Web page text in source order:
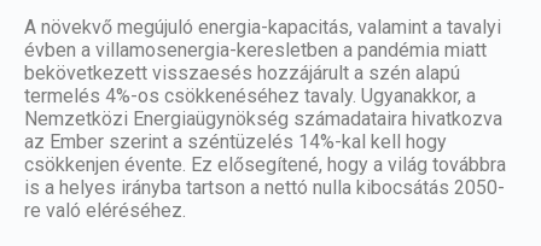
A növekvő megújuló energia-kapacitás, valamint a tavalyi
évben a villamosenergia-keresletben a pandémia miatt
bekövetkezett visszaesés hozzájárult a szén alapú
termelés 4%-os csökkenéséhez tavaly. Ugyanakkor, a
Nemzetközi Energiaügynökség számadataira hivatkozva
az Ember szerint a széntüzelés 14%-kal kell hogy
csökkenjen évente. Ez elősegítené, hogy a világ továbbra
is a helyes irányba tartson a nettó nulla kibocsátás 2050-
re való eléréséhez.